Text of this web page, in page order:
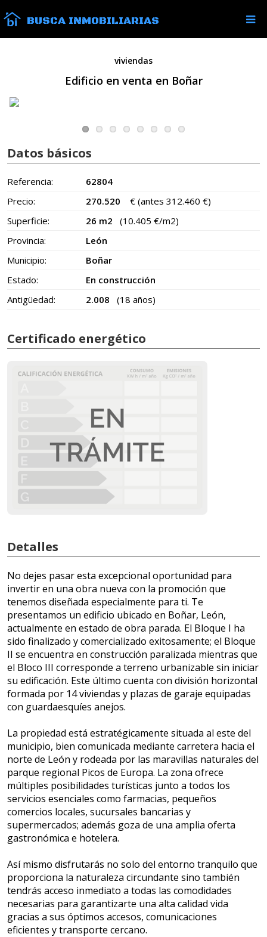
BUSCA INMOBILIARIAS
viviendas
Edificio en venta en Boñar
Datos básicos
Referencia:
62804
Precio:
270.520 € (antes 312.460 €)
Superficie:
26 m2
(10.405 €/m2)
Provincia:
León
Municipio:
Boñar
Estado:
En construcción
Antigüedad:
2.008 (18 años)
Certificado energético
Detalles
No dejes pasar esta excepcional oportunidad para
invertir en una obra nueva con la promoción que
tenemos diseñada especialmente para ti. Te
presentamos un edificio ubicado en Boñar, León,
actualmente en estado de obra parada. El Bloque I ha
sido finalizado y comercializado exitosamente; el Bloque
II se encuentra en construcción paralizada mientras que
el Bloco III corresponde a terreno urbanizable sin iniciar
su edificación. Este último cuenta con división horizontal
formada por 14 viviendas y plazas de garaje equipadas
con guardaesquíes anejos.
La propiedad está estratégicamente situada al este del
municipio, bien comunicada mediante carretera hacia el
norte de León y rodeada por las maravillas naturales del
parque regional Picos de Europa. La zona ofrece
múltiples posibilidades turísticas junto a todos los
servicios esenciales como farmacias, pequeños
comercios locales, sucursales bancarias y
supermercados; además goza de una amplia oferta
gastronómica e hotelera.
Así mismo disfrutarás no solo del entorno tranquilo que
proporciona la naturaleza circundante sino también
tendrás acceso inmediato a todas las comodidades
necesarias para garantizarte una alta calidad vida
gracias a sus óptimos accesos, comunicaciones
eficientes y transporte cercano.